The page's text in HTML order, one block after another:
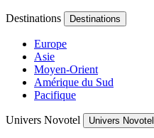
Destinations Destinations
Europe
Asie
Moyen-Orient
Amérique du Sud
Pacifique
Univers Novotel Univers Novotel